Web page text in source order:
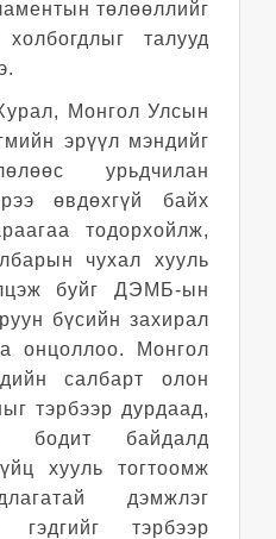
төлөөллийг
талууд
Монгол Улсын
эрүүл мэндийг
урьдчилан
өвдөхгүй байх
тодорхойлж,
чухал хууль
буйг ДЭМБ-ын
бүсийн захирал
онцоллоо. Монгол
салбарт олон
тэрбээр дурдаад,
бодит байдалд
хууль тогтоомж
дэмжлэг
гэдгийг тэрбээр